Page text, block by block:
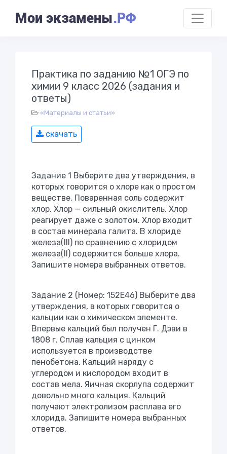
Мои экзамены.РФ
Практика по заданию №1 ОГЭ по
химии 9 класс 2026 (задания и
ответы)
«Материалы и статьи»
скачать
Задание 1 Выберите два утверждения, в
которых говорится о хлоре как о простом
веществе. Поваренная соль содержит
хлор. Хлор — сильный окислитель. Хлор
реагирует даже с золотом. Хлор входит
в состав минерала галита. В хлориде
железа(III) по сравнению с хлоридом
железа(II) содержится больше хлора.
Запишите номера выбранных ответов.
Задание 2 (Номер: 152E46) Выберите два
утверждения, в которых говорится о
кальции как о химическом элементе.
Впервые кальций был получен Г. Дэви в
1808 г. Сплав кальция с цинком
используется в производстве
пенобетона. Кальций наряду с
углеродом и кислородом входит в
состав мела. Яичная скорлупа содержит
довольно много кальция. Кальций
получают электролизом расплава его
хлорида. Запишите номера выбранных
ответов.